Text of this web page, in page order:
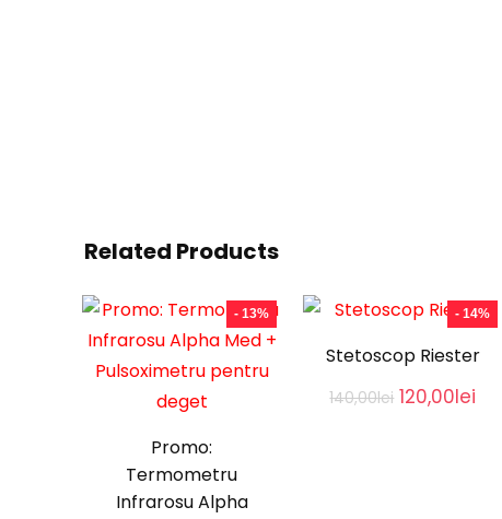
Related Products
- 13%
Promo:
Termometru
Infrarosu Alpha
- 14%
Stetoscop Riester
140,00lei Original
120,00lei